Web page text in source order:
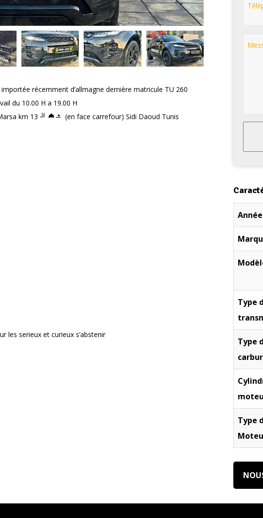
récemment d’allmagne dernière matricule TU 260
du 10.00 H a 19.00 H
km 13
(en face carrefour) Sidi Daoud Tunis
les serieux et curieux s’abstenir
Année
Type
Type
Type